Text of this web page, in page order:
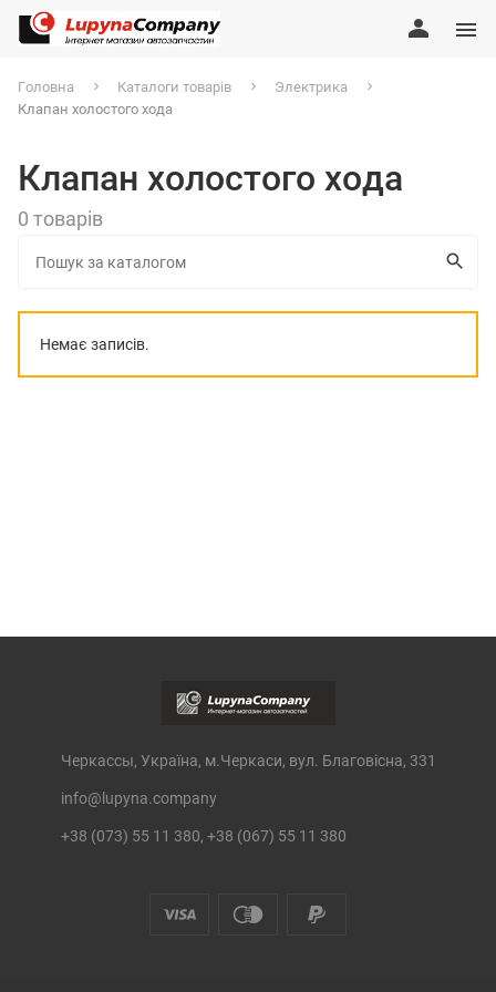
Головна Каталоги товарів
Электрика
Клапан холостого хода
Клапан холостого хода
0 товарів
Немає записів.
Черкассы, Україна, м.Черкаси, вул. Благовісна, 331
info@lupyna.company
+38 (073) 55 11 380, +38 (067) 55 11 380